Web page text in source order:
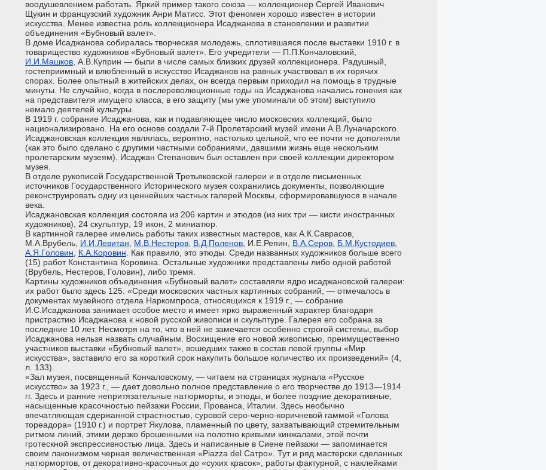
воодушевлением работать. Яркий пример такого союза — коллекционер Сергей Иванович
Щукин и французский художник Анри Матисс. Этот феномен хорошо известен в истории
искусства. Менее известна роль коллекционера Исаджанова в становлении и развитии
объединения «Бубновый валет».
В доме Исаджанова собиралась творческая молодежь, сплотившаяся после выставки 1910 г. в
товарищество художников «Бубновый валет». Его учредители — П.П.Кончаловский,
И.И.Машков , А.В.Куприн — были в числе самых близких друзей коллекционера. Радушный,
гостеприимный и влюбленный в искусство Исаджанов на равных участвовал в их горячих
спорах. Более опытный в житейских делах, он всегда первым приходил на помощь в трудные
минуты. Не случайно, когда в послереволюционные годы на Исаджанова начались гонения как
на представителя имущего класса, в его защиту (мы уже упоминали об этом) выступило
немало деятелей культуры.
В 1919 г. собрание Исаджанова, как и подавляющее число московских коллекций, было
национализировано. На его основе создали 7-й Пролетарский музей имени А.В.Луначарского.
Исаджановская коллекция являлась, вероятно, настолько цельной, что ее почти не дополняли
(как это было сделано с другими частными собраниями, давшими жизнь еще нескольким
пролетарским музеям). Исаджан Степанович был оставлен при своей коллекции директором
музея.
В отделе рукописей Государственной Третьяковской галереи и в отделе письменных
источников Государственного Исторического музея сохранились документы, позволяющие
реконструировать одну из ценнейших частных галерей Москвы, сформировавшуюся в начале
века.
Исаджановская коллекция состояла из 206 картин и этюдов (из них три — кисти иностранных
художников), 24 скульптур, 19 икон, 2 миниатюр.
В картинной галерее имелись работы таких известных мастеров, как А.К.Саврасов,
М.А.Врубель, И.И.Левитан М.В.Нестеров В.Д.Поленов , И.Е.Репин, В.А.Серов Б.М.Кустодиев
А.Я.Головин
К.А.Коровин . Как правило, это этюды. Среди названных художников больше всего
(15) работ Константина Коровина. Остальные художники представлены либо одной работой
(Врубель, Нестеров, Головин), либо тремя.
Картины художников объединения «Бубновый валет» составляли ядро исаджановской галереи:
их работ было здесь 125. «Среди московских частных картинных собраний, — отмечалось в
документах музейного отдела Наркомпроса, относящихся к 1919 г., — собрание
И.С.Исаджанова занимает особое место и имеет ярко выраженный характер благодаря
пристрастию Исаджанова к новой русской живописи и скульптуре. Галерея его собрана за
последние 10 лет. Несмотря на то, что в ней не замечается особенно строгой системы, выбор
Исаджанова нельзя назвать случайным. Восхищение его новой живописью, преимущественно
участников выставки «Бубновый валет», вошедших также в состав левой группы «Мир
искусства», заставило его за короткий срок накупить большое количество их произведений» (4,
л. 133).
«Зал музея, посвященный Кончаловскому, — читаем на страницах журнала «Русское
искусство» за 1923 г., — дает довольно полное представление о его творчестве до 1913—1914
гг. Здесь и ранние непритязательные натюрморты, и этюды, и более поздние декоративные,
насыщенные красочностью пейзажи России, Прованса, Италии. Здесь необычно
впечатляющая сдержанной страстностью, суровой серо-черно-коричневой гаммой «Голова
тореадора» (1910 г.) и портрет Якулова, пламенный по цвету, захватывающий стремительным
ритмом линий, этими дерзко брошенными на полотно кривыми кинжалами, этой почти
гротескной экспрессивностью лица. Здесь и написанные в Сиене пейзажи — запоминается
своим лаконизмом черная величественная «Piazza del Сатро». Тут и ряд мастерски сделанных
натюрмортов, от декоративно-красочных до «сухих красок», работы фактурной, с наклейками